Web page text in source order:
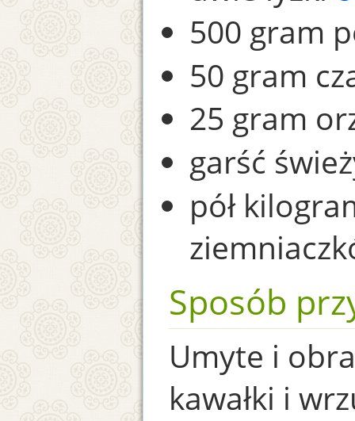
500 gram
50 gram
25 gram
garść
pół
Sposób
Umyte i
kawałki i